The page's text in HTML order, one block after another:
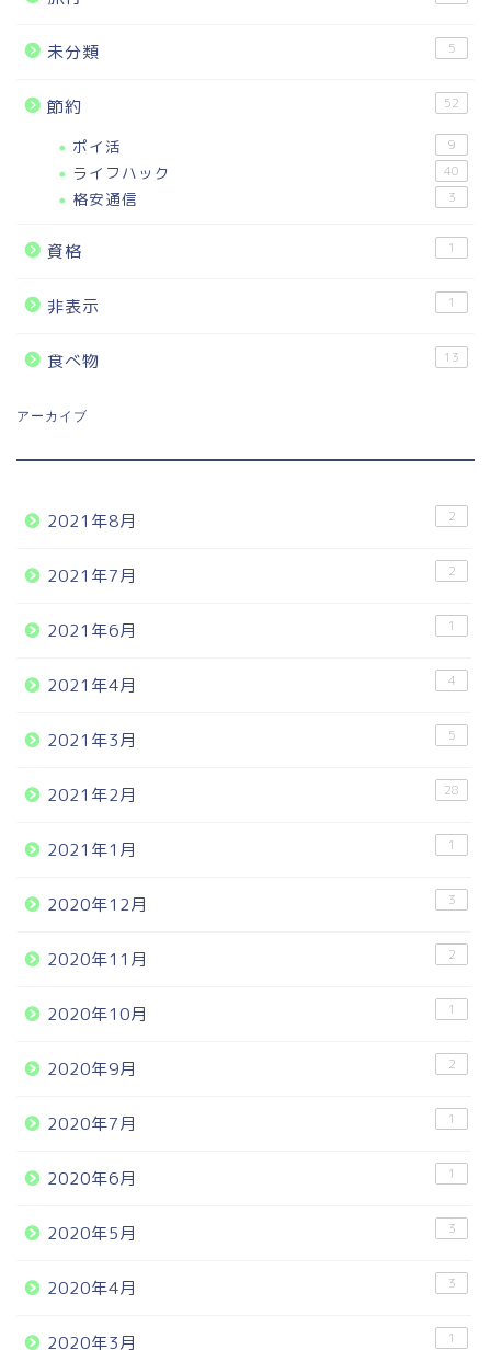
未分類 5
節約 52
ポイ活 9
ライフハック 40
格安通信 3
資格 1
非表示 1
食べ物 13
アーカイブ
2021年8月 2
2021年7月 2
2021年6月 1
2021年4月 4
2021年3月 5
2021年2月 28
2021年1月 1
2020年12月 3
2020年11月 2
2020年10月 1
2020年9月 2
2020年7月 1
2020年6月 1
2020年5月 3
2020年4月 3
2020年3月 1